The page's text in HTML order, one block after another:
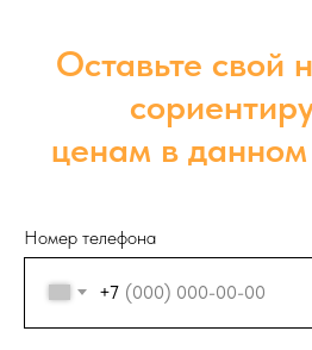
Оставьте свой
ценам в
Номер телефона
+7